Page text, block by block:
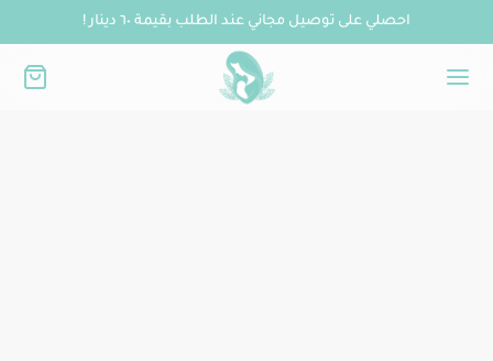
احصلي على توصيل مجاني عند الطلب بقيمة ٦٠ دينار !